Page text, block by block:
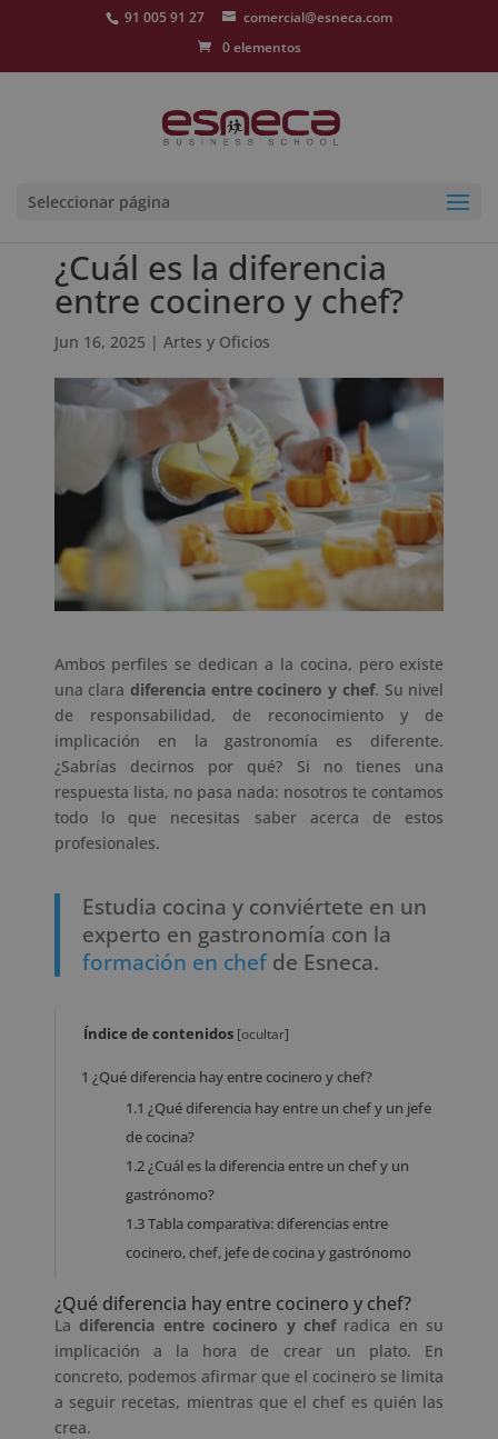
91 005 91 27
comercial@esneca.com
0 elementos
Seleccionar página
¿Cuál es la diferencia
entre cocinero y chef?
Jun 16, 2025 | Artes y Oficios
Ambos perfiles se dedican a la cocina, pero existe
una claradiferencia entre cocinero y chef. Su nivel
de responsabilidad, de reconocimiento y de
implicación en la gastronomía es diferente.
¿Sabrías decirnos por qué? Si no tienes una
respuesta lista, no pasa nada: nosotros te contamos
todo lo que necesitas saber acerca de estos
profesionales.
Estudia cocina y conviértete en un
experto en gastronomía con la
formación en chefde Esneca.
Índice de contenidos [ocultar]
1 ¿Qué diferencia hay entre cocinero y chef?
1.1 ¿Qué diferencia hay entre un chef y un jefe
de cocina?
1.2¿Cuál es la diferencia entre un chef y un
gastrónomo?
1.3Tabla comparativa: diferencias entre
cocinero, chef, jefe de cocina y gastrónomo
¿Qué diferencia hay entre cocinero y chef?
Ladiferencia entre cocinero y chefradica en su
implicación a la hora de crear un plato. En
concreto, podemos afirmar que el cocinero se limita
a seguir recetas, mientras que el chef es quién las
crea.